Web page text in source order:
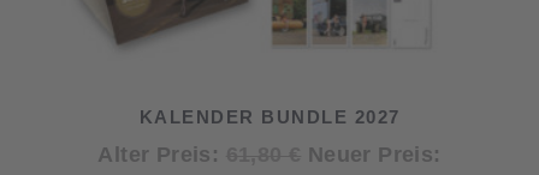
KALENDER BUNDLE 2027
Alter Preis:
Ursprünglicher
Neuer Preis: